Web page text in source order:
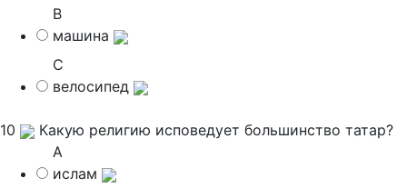
B
машина
C
велосипед
10
Какую религию исповедует большинство татар?
A
ислам